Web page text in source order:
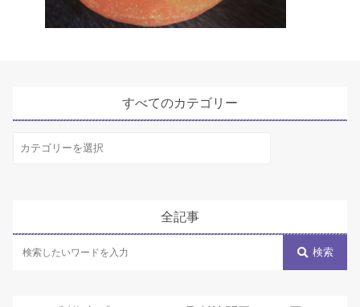
すべてのカテゴリー
べ
テ
全記事
検索